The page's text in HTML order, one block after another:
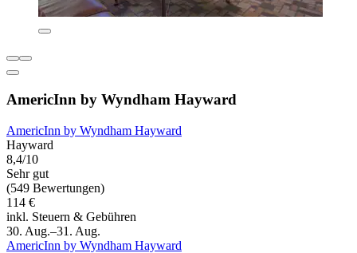
AmericInn by Wyndham Hayward
AmericInn by Wyndham Hayward
Hayward
8,4/10
Sehr gut
(549 Bewertungen)
114 €
inkl. Steuern & Gebühren
30. Aug.–31. Aug.
AmericInn by Wyndham Hayward